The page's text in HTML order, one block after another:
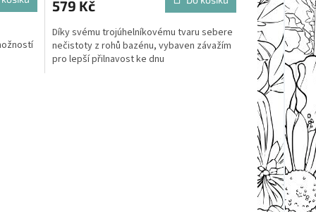
579 Kč
Díky svému trojúhelníkovému tvaru sebere
nečistoty z rohů bazénu, vybaven závažím
pro lepší přilnavost ke dnu